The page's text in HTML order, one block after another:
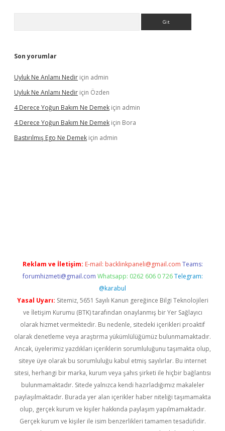
Son yorumlar
Uyluk Ne Anlamı Nedir için admin
Uyluk Ne Anlamı Nedir için Özden
4 Derece Yoğun Bakım Ne Demek için admin
4 Derece Yoğun Bakım Ne Demek için Bora
Bastırılmış Ego Ne Demek için admin
Reklam ve İletişim: E-mail: backlinkpaneli@gmail.com Teams:
forumhizmeti@gmail.com Whatsapp: 0262 606 0 726 Telegram:
@karabul
Yasal Uyarı: Sitemiz, 5651 Sayılı Kanun gereğince Bilgi Teknolojileri
ve İletişim Kurumu (BTK) tarafından onaylanmış bir Yer Sağlayıcı
olarak hizmet vermektedir. Bu nedenle, sitedeki içerikleri proaktif
olarak denetleme veya araştırma yükümlülüğümüz bulunmamaktadır.
Ancak, üyelerimiz yazdıkları içeriklerin sorumluluğunu taşımakta olup,
siteye üye olarak bu sorumluluğu kabul etmiş sayılırlar. Bu internet
sitesi, herhangi bir marka, kurum veya şahıs şirketi ile hiçbir bağlantısı
bulunmamaktadır. Sitede yalnızca kendi hazırladığımız makaleler
paylaşılmaktadır. Burada yer alan içerikler haber niteliği taşımamakta
olup, gerçek kurum ve kişiler hakkında paylaşım yapılmamaktadır.
Gerçek kurum ve kişiler ile isim benzerlikleri tamamen tesadüfidir.